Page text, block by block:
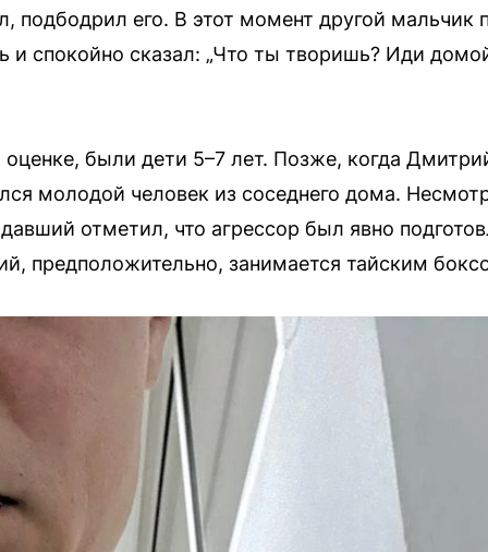
подбодрил его. В этот момент другой мальчик
и спокойно сказал: „Что ты творишь? Иди
оценке, были дети 5–7 лет. Позже, когда
молодой человек из соседнего дома.
отметил, что агрессор был явно
предположительно, занимается тайским